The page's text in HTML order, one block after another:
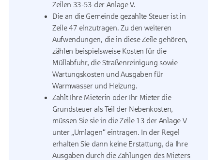
Zeilen 33-53 der Anlage V.
Die an die Gemeinde gezahlte Steuer ist in
Zeile 47 einzutragen. Zu den weiteren
Aufwendungen, die in diese Zeile gehören,
zählen beispielsweise Kosten für die
Müllabfuhr, die Straßenreinigung sowie
Wartungskosten und Ausgaben für
Warmwasser und Heizung.
Zahlt Ihre Mieterin oder Ihr Mieter die
Grundsteuer als Teil der Nebenkosten,
müssen Sie sie in die Zeile 13 der Anlage V
unter „Umlagen“ eintragen. In der Regel
erhalten Sie dann keine Erstattung, da Ihre
Ausgaben durch die Zahlungen des Mieters